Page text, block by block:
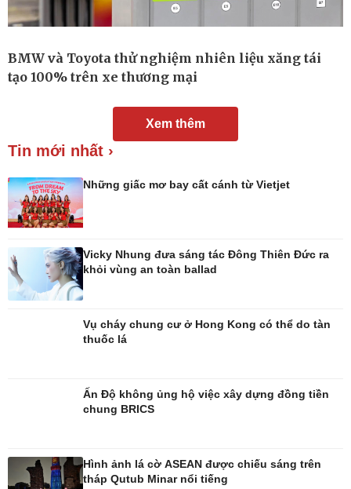
Đời sống
Nhà đẹp
Tình yêu - Gia đình
Blog
Sân khấu - Điện ảnh
Văn học
BMW và Toyota thử nghiệm nhiên liệu xăng tái
tạo 100% trên xe thương mại
Xem thêm
Tin mới nhất ›
Những giấc mơ bay cất cánh từ Vietjet
Vicky Nhung đưa sáng tác Đông Thiên Đức ra
khỏi vùng an toàn ballad
Vụ cháy chung cư ở Hong Kong có thể do tàn
thuốc lá
Ấn Độ không ủng hộ việc xây dựng đồng tiền
chung BRICS
Hình ảnh lá cờ ASEAN được chiếu sáng trên
tháp Qutub Minar nổi tiếng